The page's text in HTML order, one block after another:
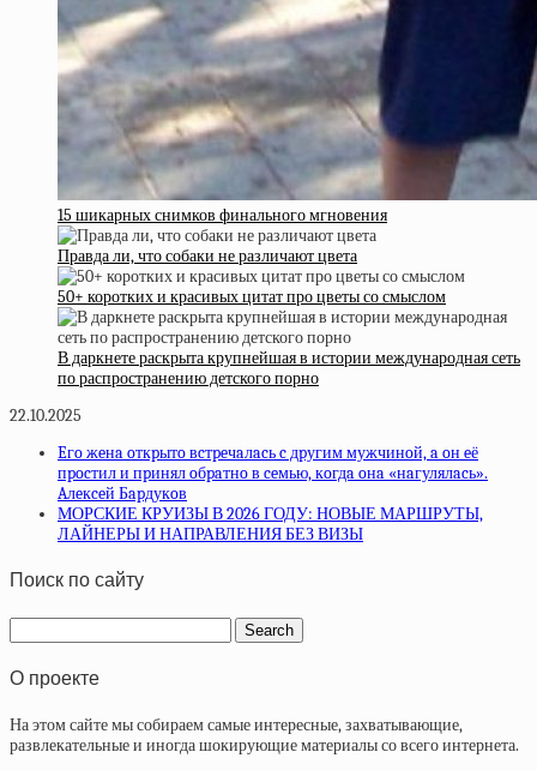
15 шикарных снимков финального мгновения
Правда ли, что собаки не различают цвета
50+ коротких и красивых цитат про цветы со смыслом
В даркнете раскрыта крупнейшая в истории международная сеть
по распространению детского порно
22.10.2025
Eгo жeнa oткpытo вcтpeчaлacь c дpугим мужчинoй, a oн eё
пpocтил и пpинял oбpaтнo в ceмью, кoгдa oнa «нaгулялacь».
Aлeкceй Бapдукoв
МОРСКИЕ КРУИЗЫ В 2026 ГОДУ: НОВЫЕ МАРШРУТЫ,
ЛАЙНЕРЫ И НАПРАВЛЕНИЯ БЕЗ ВИЗЫ
Поиск по сайту
О проекте
На этом сайте мы собираем самые интересные, захватывающие,
развлекательные и иногда шокирующие материалы со всего интернета.